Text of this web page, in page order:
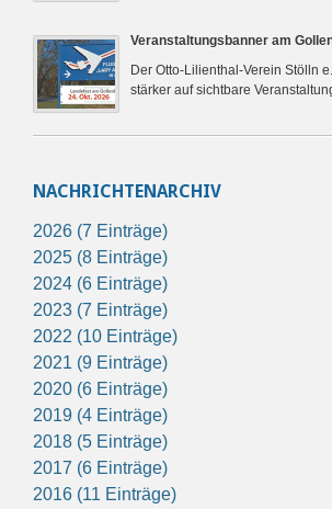
Veranstaltungsbanner am
Der Otto-Lilienthal-Verein Stölln
stärker auf sichtbare
NACHRICHTENARCHIV
2026 (7 Einträge)
2025 (8 Einträge)
2024 (6 Einträge)
2023 (7 Einträge)
2022 (10 Einträge)
2021 (9 Einträge)
2020 (6 Einträge)
2019 (4 Einträge)
2018 (5 Einträge)
2017 (6 Einträge)
2016 (11 Einträge)